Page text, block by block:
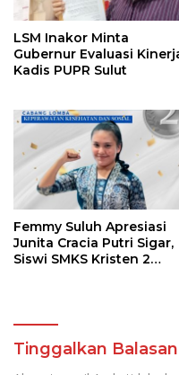
LSM Inakor Minta
Gubernur Evaluasi
Kadis PUPR Sulut
Femmy Suluh Apresiasi
Junita Cracia Putri Sigar,
Siswi SMKS Kristen 2
Tinggalkan Balasan